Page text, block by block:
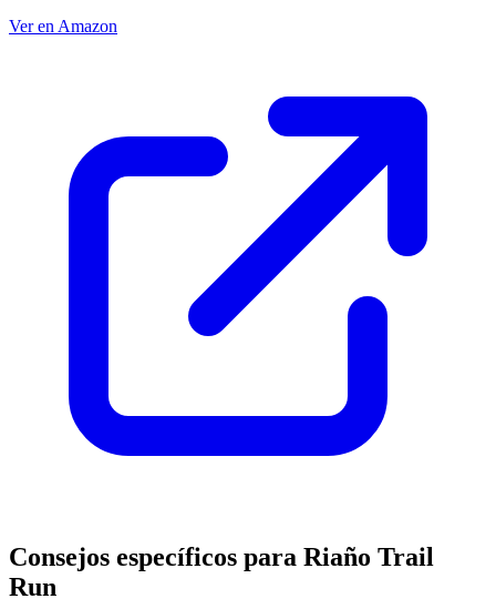
Ver en Amazon
Consejos específicos para Riaño Trail
Run